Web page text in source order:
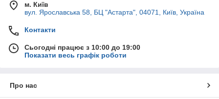
м. Київ
вул. Ярославська 58, БЦ "Астарта", 04071, Київ, Україна
Контакти
Сьогодні працює з 10:00 до 19:00
Показати весь графік роботи
Про нас